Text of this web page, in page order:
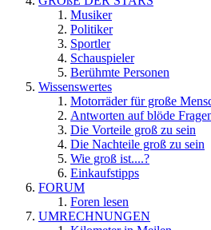
Musiker
Politiker
Sportler
Schauspieler
Berühmte Personen
Wissenswertes
Motorräder für große
Antworten auf blöde
Die Vorteile groß zu sein
Die Nachteile groß zu sein
Wie groß ist....?
Einkaufstipps
FORUM
Foren lesen
UMRECHNUNGEN